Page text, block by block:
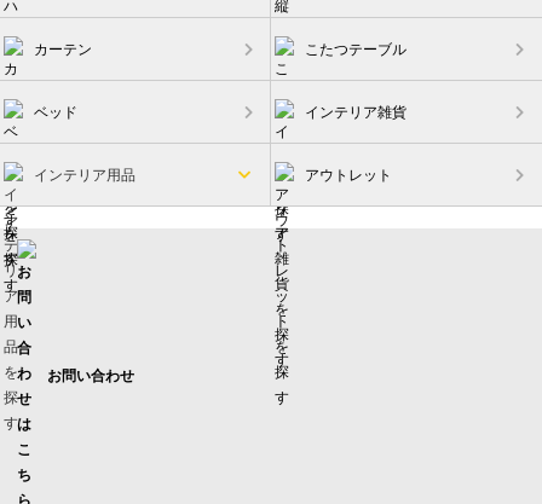
カーテン こたつテーブル
ベッド インテリア雑貨
インテリア用品 アウトレット
お問い合わせ